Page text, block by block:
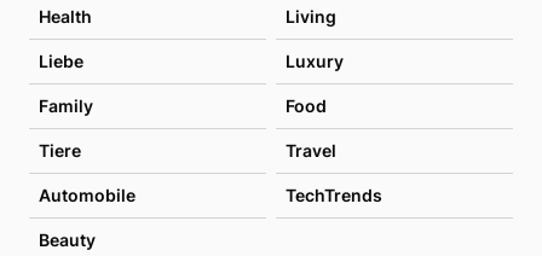
Health Living
Liebe Luxury
Family Food
Tiere Travel
Automobile TechTrends
Beauty